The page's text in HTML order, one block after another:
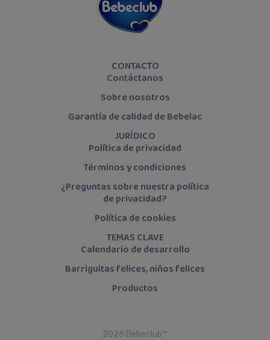
CONTACTO
Contáctanos
Sobre nosotros
Garantía de calidad de Bebelac
JURÍDICO
Política de privacidad
Términos y condiciones
¿Preguntas sobre nuestra política
de privacidad?
Política de cookies
TEMAS CLAVE
Calendario de desarrollo
Barriguitas felices, niños felices
Productos
2026 Bebeclub™